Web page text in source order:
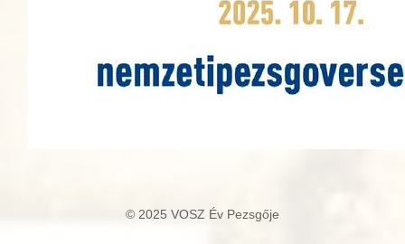
© 2025 VOSZ Év Pezsgője